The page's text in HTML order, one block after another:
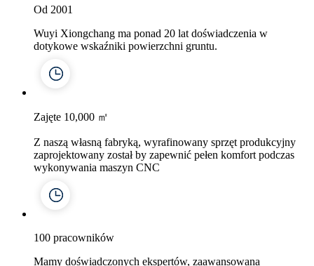
Od 2001
Wuyi Xiongchang ma ponad 20 lat doświadczenia w
dotykowe wskaźniki powierzchni gruntu.
Zajęte 10,000 ㎡
Z naszą własną fabryką, wyrafinowany sprzęt produkcyjny
zaprojektowany został by zapewnić pełen komfort podczas
wykonywania maszyn CNC
100 pracowników
Mamy doświadczonych ekspertów, zaawansowana